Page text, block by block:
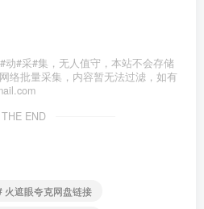
#采#集，无人值守，本站不会存储
络批量采集，内容暂无法过滤，如有
THE END
火遮眼夸克网盘链接